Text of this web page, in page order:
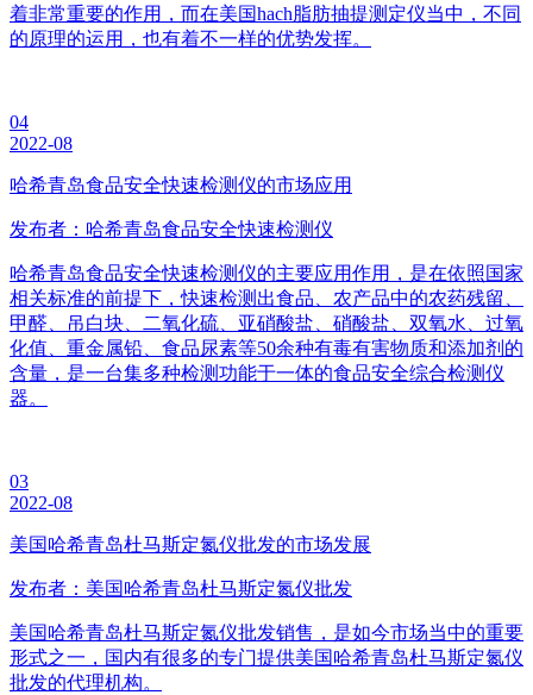
着非常重要的作用，而在美国hach脂肪抽提测定仪当中，不同
的原理的运用，也有着不一样的优势发挥。
04
2022-08
哈希青岛食品安全快速检测仪的市场应用
发布者：哈希青岛食品安全快速检测仪
哈希青岛食品安全快速检测仪的主要应用作用，是在依照国家
相关标准的前提下，快速检测出食品、农产品中的农药残留、
甲醛、吊白块、二氧化硫、亚硝酸盐、硝酸盐、双氧水、过氧
化值、重金属铅、食品尿素等50余种有毒有害物质和添加剂的
含量，是一台集多种检测功能于一体的食品安全综合检测仪
器。
03
2022-08
美国哈希青岛杜马斯定氮仪批发的市场发展
发布者：美国哈希青岛杜马斯定氮仪批发
美国哈希青岛杜马斯定氮仪批发销售，是如今市场当中的重要
形式之一，国内有很多的专门提供美国哈希青岛杜马斯定氮仪
批发的代理机构。